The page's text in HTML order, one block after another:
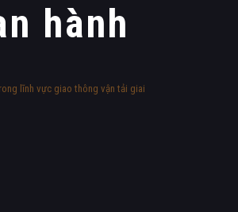
hành
lĩnh vực giao thông vận tải giai